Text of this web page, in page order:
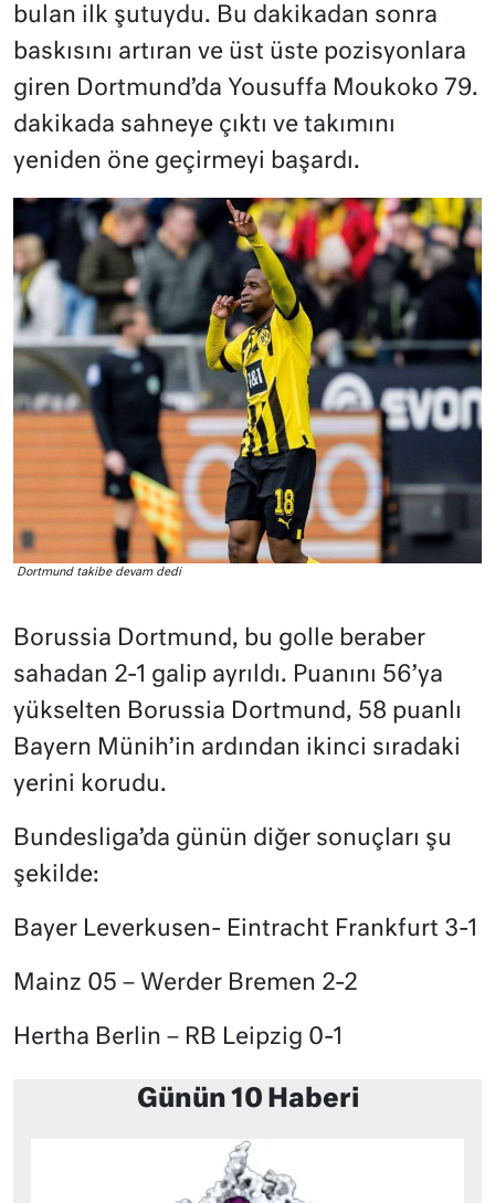
bulan ilk şutuydu. Bu dakikadan sonra
baskısını artıran ve üst üste pozisyonlara
giren Dortmund’da Yousuffa Moukoko 79.
dakikada sahneye çıktı ve takımını
yeniden öne geçirmeyi başardı.
Dortmund takibe devam dedi
Borussia Dortmund, bu golle beraber
sahadan 2-1 galip ayrıldı. Puanını 56’ya
yükselten Borussia Dortmund, 58 puanlı
Bayern Münih’in ardından ikinci sıradaki
yerini korudu.
Bundesliga’da günün diğer sonuçları şu
şekilde:
Bayer Leverkusen- Eintracht Frankfurt 3-1
Mainz 05 – Werder Bremen 2-2
Hertha Berlin – RB Leipzig 0-1
Günün 10 Haberi